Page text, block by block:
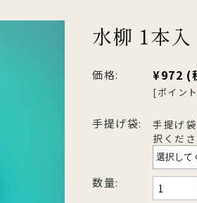
ご自宅用・少量詰合せ
黒羊羹「玄」
徴です。４種類のサイズ展開を
森八の昔
して、米
濃厚でコ
小型羊羹「粋」
400年の
いた、つ
しが自慢
お祝い菓子
水柳 1本入
価格: ¥972 (
[ポイン
手提げ袋:
手提げ
択くださ
数量: